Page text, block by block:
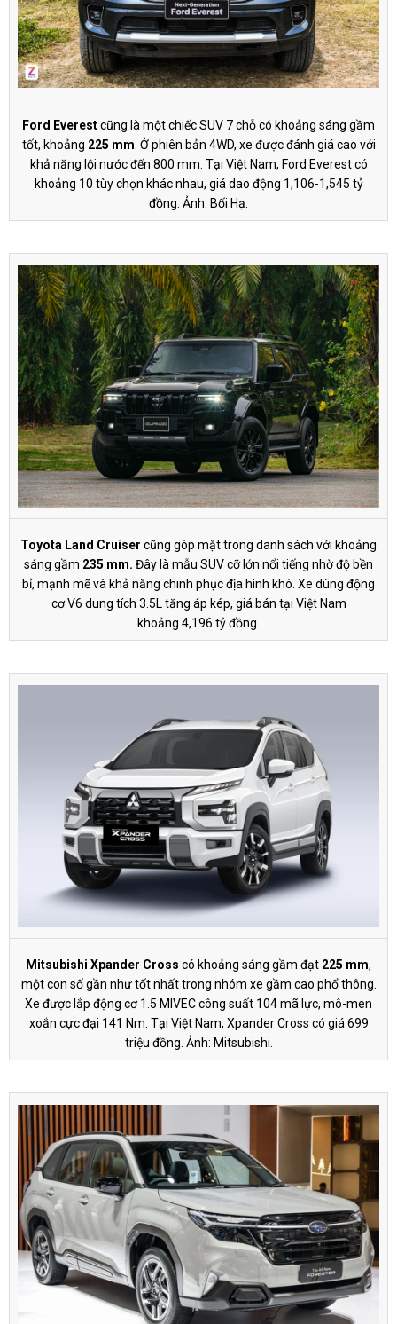
Ford Everestcũng là một chiếc SUV 7 chỗ có khoảng sáng gầm
tốt, khoảng 225 mm. Ở phiên bản 4WD, xe được đánh giá cao với
khả năng lội nước đến 800 mm. Tại Việt Nam, Ford Everest có
khoảng 10 tùy chọn khác nhau, giá dao động 1,106-1,545 tỷ
đồng. Ảnh: Bối Hạ.
Toyota Land Cruiser cũng góp mặt trong danh sách với khoảng
sáng gầm 235 mm. Đây là mẫu SUV cỡ lớn nổi tiếng nhờ độ bền
bỉ, mạnh mẽ và khả năng chinh phục địa hình khó. Xe dùng động
cơ V6 dung tích 3.5L tăng áp kép, giá bán tại Việt Nam
khoảng 4,196 tỷ đồng.
Mitsubishi Xpander Cross có khoảng sáng gầm đạt 225 mm,
một con số gần như tốt nhất trong nhóm xe gầm cao phổ thông.
Xe được lắp động cơ 1.5 MIVEC công suất 104 mã lực, mô-men
xoắn cực đại 141 Nm. Tại Việt Nam, Xpander Cross có giá 699
triệu đồng. Ảnh: Mitsubishi.